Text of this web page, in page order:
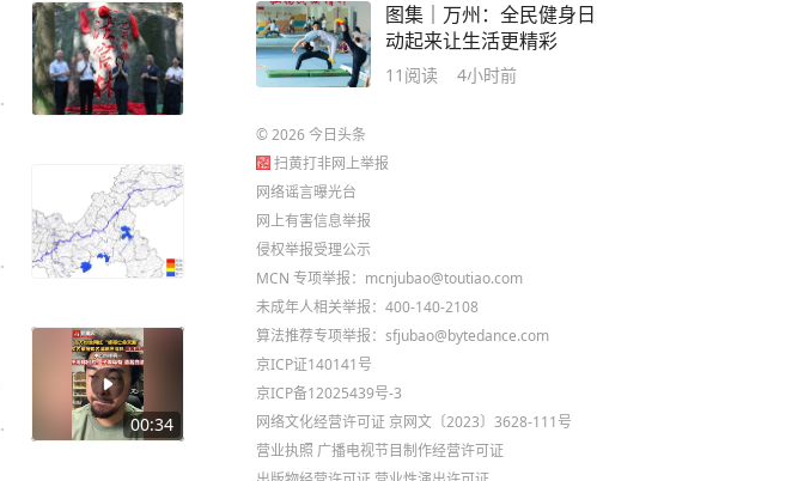
00:34
图集｜万州：全民健身日
动起来让生活更精彩
11 阅读 4小时前
©2026今日头条
扫黄打非网上举报
网络谣言曝光台
网上有害信息举报
侵权举报受理公示
MCN 专项举报：mcnjubao@toutiao.com
未成年人相关举报：400-140-2108
算法推荐专项举报：sfjubao@bytedance.com
京ICP证140141号
京ICP备12025439号-3
网络文化经营许可证 京网文〔2023〕3628-111号
营业执照 广播电视节目制作经营许可证